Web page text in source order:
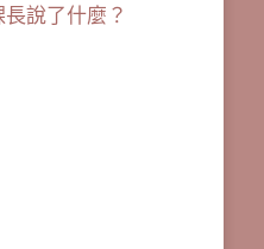
說了什麼？